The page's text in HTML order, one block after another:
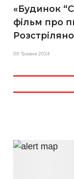
«Будинок
фільм про
09 Травня 2024